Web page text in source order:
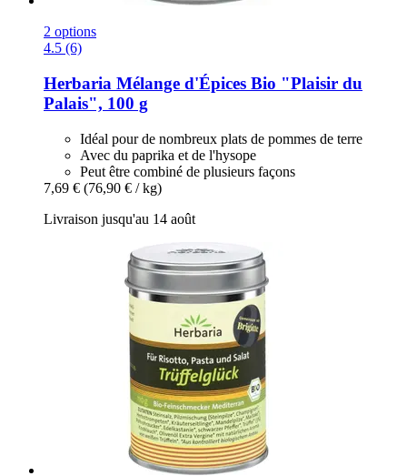
2 options
4.5 (6)
Herbaria Mélange d'Épices Bio "Plaisir du
Palais", 100 g
Idéal pour de nombreux plats de pommes de terre
Avec du paprika et de l'hysope
Peut être combiné de plusieurs façons
7,69 € (76,90 € / kg)
Livraison jusqu'au 14 août